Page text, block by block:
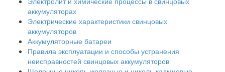
аккумуляторах
Электрические характеристики свинцовых
аккумуляторов
Аккумуляторные батареи
Правила эксплуатации и способы устранения
неисправностей свинцовых аккумуляторов